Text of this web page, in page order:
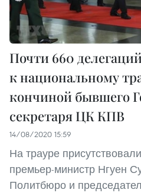
Почти 660
к национальному
кончиной бывшего
секретаря ЦК КПВ
14/08/2020 15:59
На трауре
премьер-министр Нгуен
Политбюро и